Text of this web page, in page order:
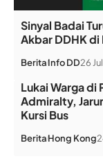
Sinyal Badai
Akbar DDHK di
BeritaInfo DD26
Lukai Warga di
Admiralty,
Kursi Bus
BeritaHong Kong